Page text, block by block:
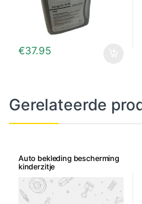
€37.95
Gerelateerde
Auto bekleding bescherming
kinderzitje